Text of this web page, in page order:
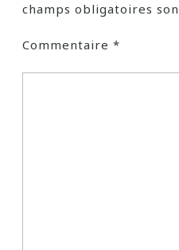
champs obligatoires
Commentaire *